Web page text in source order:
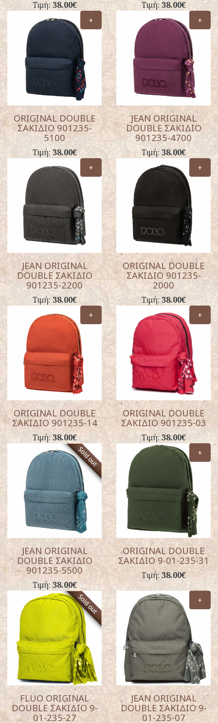
Τιμή:38.00€ Τιμή: 38.00€
+
ORIGINAL DOUBLE
ΣΑΚΙΔΙΟ 901235-
5100
Τιμή: 38.00€
+
JEAN ORIGINAL
DOUBLE ΣΑΚΙΔΙΟ
901235-4700
Τιμή: 38.00€
+
JEAN ORIGINAL
DOUBLE ΣΑΚΙΔΙΟ
901235-2200
Τιμή:38.00€
+
ORIGINAL DOUBLE
ΣΑΚΙΔΙΟ 901235-
2000
Τιμή: 38.00€
+
ORIGINAL DOUBLE
ΣΑΚΙΔΙΟ 901235-14
Τιμή:38.00€
+
ORIGINAL DOUBLE
ΣΑΚΙΔΙΟ 901235-03
Τιμή:38.00€
JEAN ORIGINAL
DOUBLE ΣΑΚΙΔΙΟ
901235-5500
Τιμή: 38.00€
+
ORIGINAL DOUBLE
ΣΑΚΙΔΙΟ 9-01-235-31
Τιμή:38.00€
FLUO ORIGINAL
DOUBLE ΣΑΚΙΔΙΟ 9-
01-235-27
+
JEAN ORIGINAL
DOUBLE ΣΑΚΙΔΙΟ 9-
01-235-07